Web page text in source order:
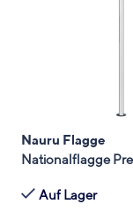
Nauru Flagge
Nationalflagge
Auf Lager